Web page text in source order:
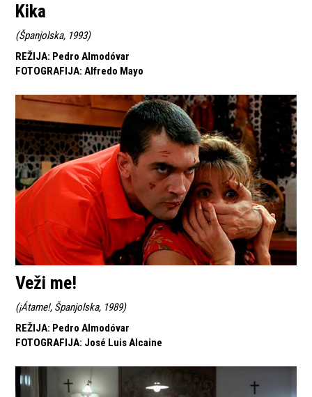
Kika
(Španjolska, 1993)
REŽIJA: Pedro Almodóvar
FOTOGRAFIJA: Alfredo Mayo
Veži me!
(¡Átame!, Španjolska, 1989)
REŽIJA: Pedro Almodóvar
FOTOGRAFIJA: José Luis Alcaine